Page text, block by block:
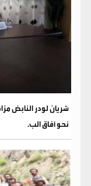
شريان لودر النابض
نحو آفاق الب.